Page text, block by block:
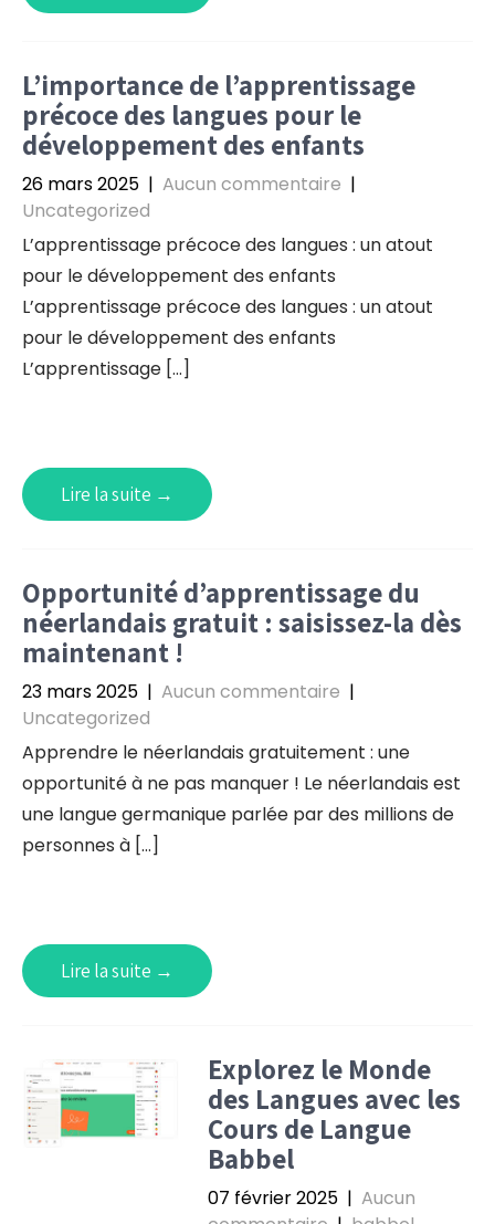
L’importance de l’apprentissage
précoce des langues pour le
développement des enfants
26 mars 2025 | Aucun commentaire |
Uncategorized
L’apprentissage précoce des langues : un atout
pour le développement des enfants
L’apprentissage précoce des langues : un atout
pour le développement des enfants
L’apprentissage […]
Lire la suite →
Opportunité d’apprentissage du
néerlandais gratuit : saisissez-la dès
maintenant !
23 mars 2025 | Aucun commentaire |
Uncategorized
Apprendre le néerlandais gratuitement : une
opportunité à ne pas manquer ! Le néerlandais est
une langue germanique parlée par des millions de
personnes à […]
Lire la suite →
Explorez le Monde
des Langues avec les
Cours de Langue
Babbel
07 février 2025 | Aucun